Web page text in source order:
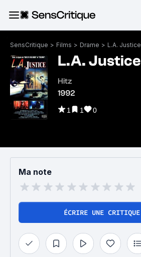
SensCritique > Films > Drame > L.A. Justice
L.A. Justice
Hitz
1992
1 1 0
Ma note
ÉCRIRE UNE CRITIQUE